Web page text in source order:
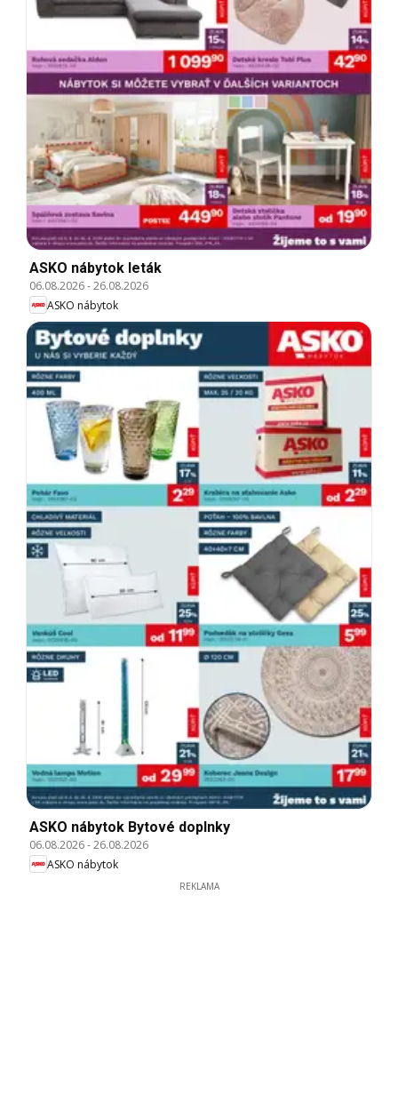
ASKO nábytok leták
06.08.2026-26.08.2026
ASKO nábytok
ASKO nábytok Bytové doplnky
06.08.2026-26.08.2026
ASKO nábytok
REKLAMA